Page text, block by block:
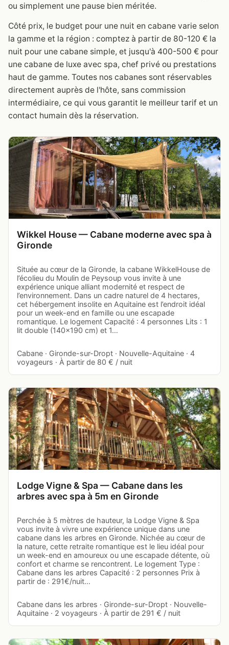
ou simplement une pause bien méritée.
Côté prix, le budget pour une nuit en cabane varie selon
la gamme et la région : comptez à partir de 80-120 € la
nuit pour une cabane simple, et jusqu'à 400-500 € pour
une cabane de luxe avec spa, chef privé ou prestations
haut de gamme. Toutes nos cabanes sont réservables
directement auprès de l'hôte, sans commission
intermédiaire, ce qui vous garantit le meilleur tarif et un
contact humain dès la réservation.
Wikkel House — Cabane moderne avec spa à
Gironde
Située au cœur de la Gironde, la cabane WikkelHouse de
l’écolieu du Moulin de Peysoup vous invite à une
expérience unique alliant modernité et respect de
l’environnement. Dans un cadre naturel de 4 hectares,
cet hébergement insolite en Aquitaine est l’endroit idéal
pour un week-end en famille ou une escapade
romantique. Le logement Capacité : 4 personnes Lits : 1
lit double (140x190 cm) et 1…
Cabane · Gironde-sur-Dropt · Nouvelle-Aquitaine · 4
voyageurs · À partir de 80 € / nuit
Lodge Vigne & Spa — Cabane dans les
arbres avec spa à 5m en Gironde
Perchée à 5 mètres de hauteur, la Lodge Vigne & Spa
vous invite à vivre une expérience unique dans une
cabane dans les arbres en Gironde. Nichée au cœur de
la nature, cette retraite romantique est le lieu idéal pour
un week-end en amoureux ou une escapade détente, où
confort et charme se rencontrent. Le logement Type :
Cabane dans les arbres Capacité : 2 personnes Prix à
partir de : 291€/nuit…
Cabane dans les arbres · Gironde-sur-Dropt · Nouvelle-
Aquitaine · 2 voyageurs · À partir de 291 € / nuit